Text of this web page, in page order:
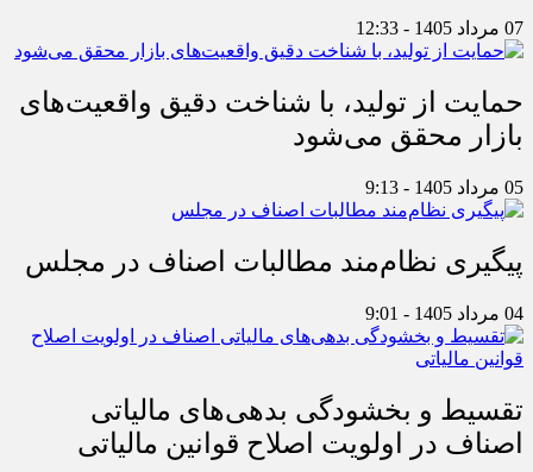
07 مرداد 1405 - 12:33
حمایت از تولید، با شناخت دقیق واقعیت‌های
بازار محقق می‌شود
05 مرداد 1405 - 9:13
پیگیری نظام‌مند مطالبات اصناف در مجلس
04 مرداد 1405 - 9:01
تقسیط و بخشودگی بدهی‌های مالیاتی
اصناف در اولویت اصلاح قوانین مالیاتی